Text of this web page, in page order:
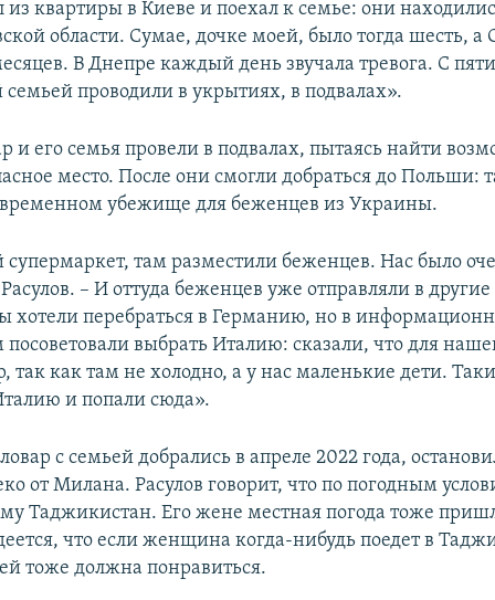
из квартиры в Киеве и поехал к семье: они
области. Сумае, дочке моей, было тогда шесть, а
В Днепре каждый день звучала тревога. С
семьей проводили в укрытиях, в подвалах».
и его семья провели в подвалах, пытаясь найти
место. После они смогли добраться до Польши:
убежище для беженцев из Украины.
там разместили беженцев. Нас было
– И оттуда беженцев уже отправляли в
хотели перебраться в Германию, но в
выбрать Италию: сказали, что для
так как там не холодно, а у нас маленькие дети.
и попали сюда».
с семьей добрались в апреле 2022 года,
от Милана. Расулов говорит, что по погодным
Таджикистан. Его жене местная погода тоже
что если женщина когда-нибудь поедет в
тоже должна понравиться.